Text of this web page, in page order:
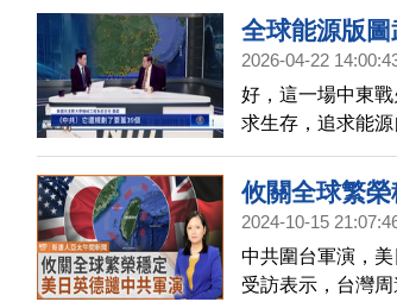
動態，確認目前
關受害等狀況。
全球能源版
2026-04-22
好，這一場中東
求生存，追求能
主，美日安保網
局？我們專訪到
攸關全球繁
2024-10-15
中共圍台軍演，
受訪表示，台灣